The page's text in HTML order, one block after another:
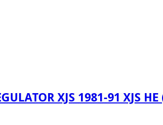
XJS 1981-91 XJS